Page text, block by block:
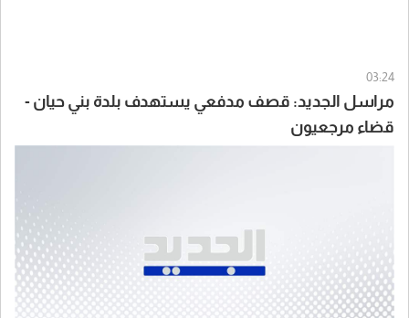
03:24
مراسل الجديد: قصف مدفعي يستهدف بلدة بني حيان -
قضاء مرجعيون